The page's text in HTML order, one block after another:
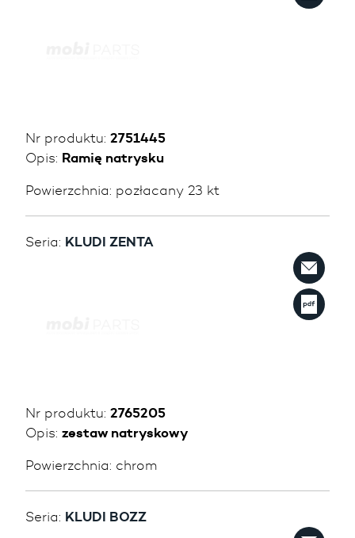
Nr produktu: 2751445
Opis: Ramię natrysku
Powierzchnia: pozłacany 23 kt
Seria: KLUDI ZENTA
Nr produktu: 2765205
Opis: zestaw natryskowy
Powierzchnia: chrom
Seria: KLUDI BOZZ